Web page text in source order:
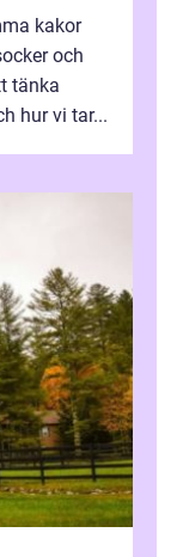
kakor
och
tänka
hur vi tar...